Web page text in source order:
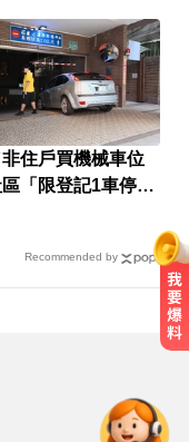
住戶買機械車位
「限登記1車停」
Recommended by